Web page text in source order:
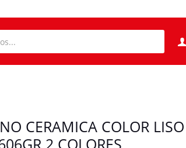
CERAMICA COLOR LISO
2 COLORES